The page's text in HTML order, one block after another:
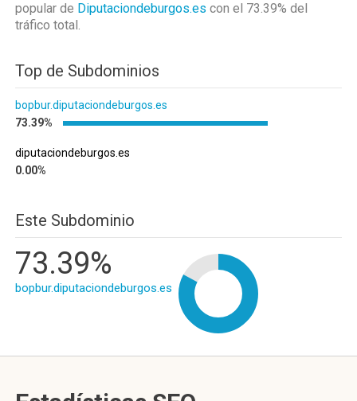
popular de Diputaciondeburgos.es con el 73.39% del
tráfico total.
Top de Subdominios
bopbur.diputaciondeburgos.es
73.39%
diputaciondeburgos.es
0.00%
Este Subdominio
73.39%
bopbur.diputaciondeburgos.es